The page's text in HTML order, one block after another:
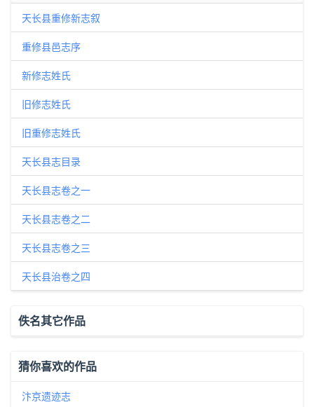
天长县重修新志叙
重修县邑志序
新修志姓氏
旧修志姓氏
旧重修志姓氏
天长县志目录
天长县志卷之一
天长县志卷之二
天长县志卷之三
天长县治卷之四
佚名其它作品
猜你喜欢的作品
汴京遗迹志